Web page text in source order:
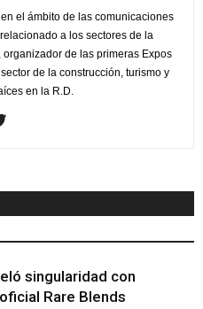
el ámbito de las comunicaciones
a los sectores de la
de las primeras Expos
de la construcción, turismo y
en la R.D.
singularidad con
Rare Blends